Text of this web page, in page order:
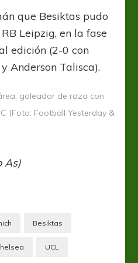
que Besiktas pudo
Leipzig, en la fase
edición (2-0 con
Anderson Talisca).
goleador de raza con
(Foto: Football Yesterday &
As)
Besiktas
UCL